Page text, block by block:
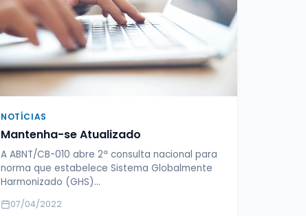
NOTÍCIAS
Mantenha-se Atualizado
A ABNT/CB-010 abre 2ª consulta nacional para
norma que estabelece Sistema Globalmente
Harmonizado (GHS)...
07/04/2022